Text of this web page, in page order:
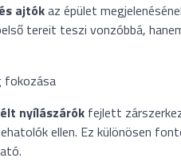
ajtókaz épület
tereit teszi vonzóbbá,
fokozása
nyílászárók fejlett
ellen. Ez különösen